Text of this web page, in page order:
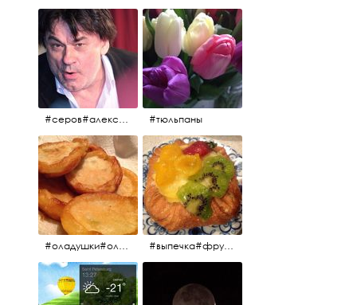
#серов#александрсеров#певец#народныйартист#эстрадныйпевец#композитор#тыменялюбишь#мадонна#ялюблютебядослёз #тюльпаны
#оладушки#оладушкинакефире #оладушкисяблоками #кефир#яблоки С утра испёк, на кефире с яблоками. #выпечка#фрукты#пекарня#зима